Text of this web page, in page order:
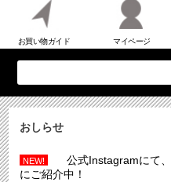
お買い物ガイド マイページ
おしらせ
NEW!
公式Instagramにて
にご紹介中！